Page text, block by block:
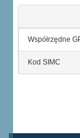
Współrzędne
Kod SIMC